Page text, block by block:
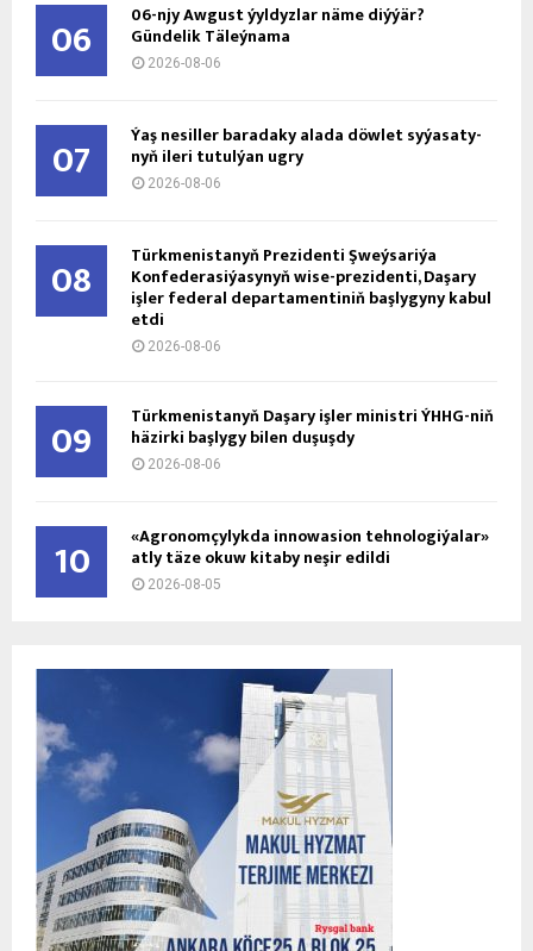
06 06-njy Awgust ýyldyzlar näme diýýär?
Gündelik Täleýnama
2026-08-06
07 Ýaş ne­sil­ler ba­ra­da­ky ala­da döw­let sy­ýa­sa­ty­
nyň ile­ri tu­tul­ýan ug­ry
2026-08-06
08 Türkmenistanyň Prezidenti Şweýsariýa
Konfederasiýasynyň wise-prezidenti, Daşary
işler federal departamentiniň başlygyny kabul
etdi
2026-08-06
09 Türkmenistanyň Daşary işler ministri ÝHHG-niň
häzirki başlygy bilen duşuşdy
2026-08-06
10 «Agronomçylykda innowasion tehnologiýalar»
atly täze okuw kitaby neşir edildi
2026-08-05